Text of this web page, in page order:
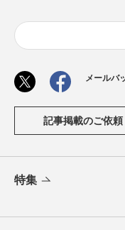
メールバ
記事掲載のご依頼
特集